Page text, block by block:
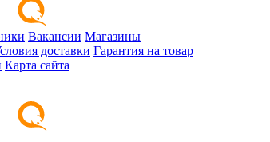
Вакансии Магазины
доставки Гарантия на товар
Карта сайта